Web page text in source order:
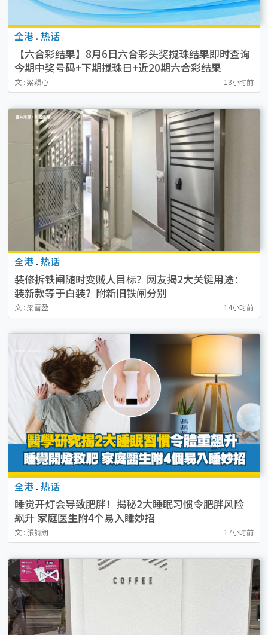
全港 . 热话
【六合彩结果】8月6日六合彩头奖搅珠结果即时查询
今期中奖号码+下期搅珠日+近20期六合彩结果
文 : 梁穎心 13小时前
全港 . 热话
装修拆铁闸随时变贼人目标？网友揭2大关键用途：
装新款等于白装？附新旧铁闸分别
文 : 梁雪盈 14小时前
全港 . 热话
睡觉开灯会导致肥胖！揭秘2大睡眠习惯令肥胖风险
飙升 家庭医生附4个易入睡妙招
文 : 張詩朗 17小时前